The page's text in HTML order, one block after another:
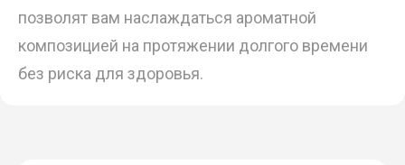
позволят вам наслаждаться ароматной
композицией на протяжении долгого времени
без риска для здоровья.